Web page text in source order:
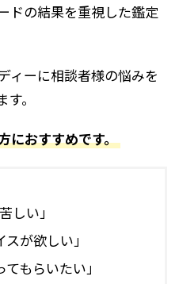
ドの結果を重視した鑑定
ィーに相談者様の悩みを
。
におすすめです。
しい」
が欲しい」
もらいたい」